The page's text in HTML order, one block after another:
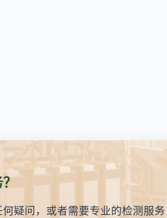
疑问，或者需要专业的检测服